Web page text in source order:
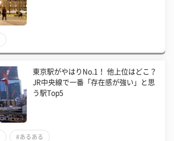
東京駅がやはりNo.1！ 他上位はどこ？
JR中央線で一番「存在感が強い」と思
う駅Top5
#あるある